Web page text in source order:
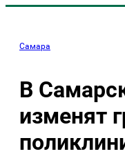
Самара
В
изменят